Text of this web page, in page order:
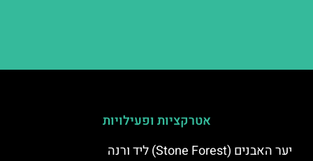
אטרקציות ופעילויות
יער האבנים (Stone Forest) ליד ורנה